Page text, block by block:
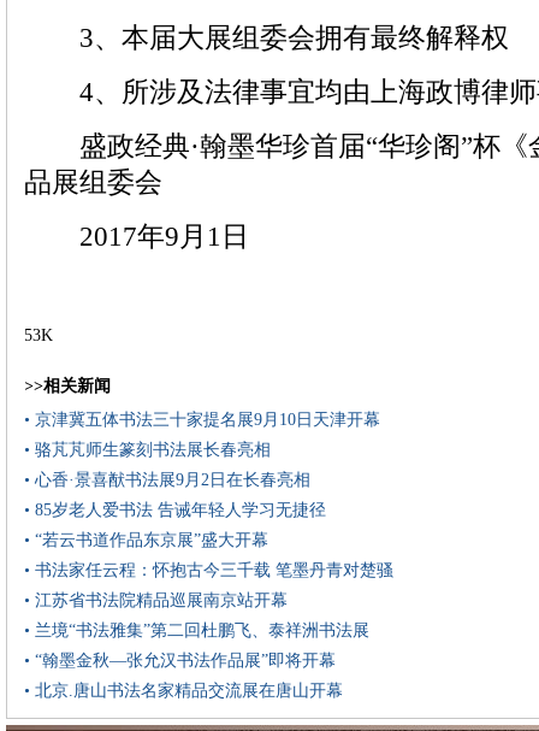
3、本届大展组委会拥有最终解释权
4、所涉及法律事宜均由上海政博律师
盛政经典·翰墨华珍首届“华珍阁”杯《
品展组委会
2017年9月1日
53K
>>相关新闻
• 京津冀五体书法三十家提名展9月10日天津开幕
• 骆芃芃师生篆刻书法展长春亮相
• 心香·景喜猷书法展9月2日在长春亮相
• 85岁老人爱书法 告诫年轻人学习无捷径
• “若云书道作品东京展”盛大开幕
• 书法家任云程：怀抱古今三千载 笔墨丹青对楚骚
• 江苏省书法院精品巡展南京站开幕
• 兰境“书法雅集”第二回杜鹏飞、泰祥洲书法展
• “翰墨金秋—张允汉书法作品展”即将开幕
• 北京.唐山书法名家精品交流展在唐山开幕